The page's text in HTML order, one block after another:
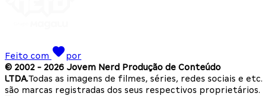
Feito com
por
© 2002 - 2026 Jovem Nerd Produção de Conteúdo
LTDA.Todas as imagens de filmes, séries, redes sociais e etc.
são marcas registradas dos seus respectivos proprietários.